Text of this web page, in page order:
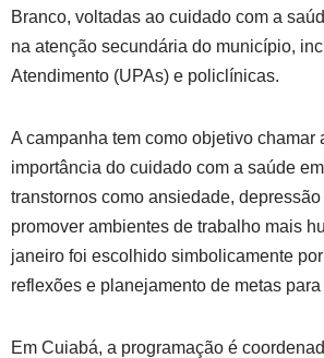
Branco, voltadas ao cuidado com a
na atenção secundária do município,
Atendimento (UPAs) e policlínicas.
A campanha tem como objetivo
importância do cuidado com a saúde
transtornos como ansiedade,
promover ambientes de trabalho mais
janeiro foi escolhido simbolicamente
reflexões e planejamento de metas
Em Cuiabá, a programação é